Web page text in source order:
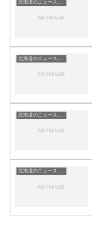
北海道のニュース一覧